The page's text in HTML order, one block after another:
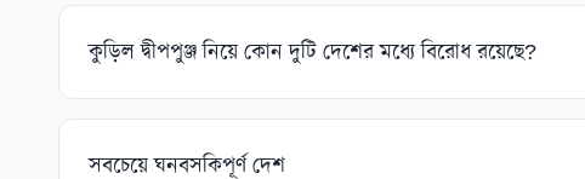
কুড়িল দ্বীপপুঞ্জ নিয়ে কোন দুটি দেশের মধ্যে বিরোধ রয়েছে?
সবচেয়ে ঘনবসকিপূর্ণ দেশ